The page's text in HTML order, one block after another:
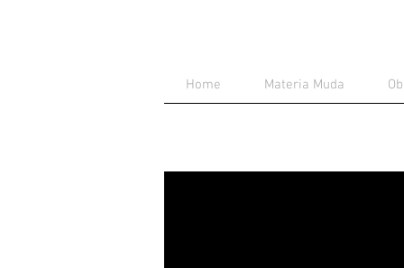
Home Materia Muda